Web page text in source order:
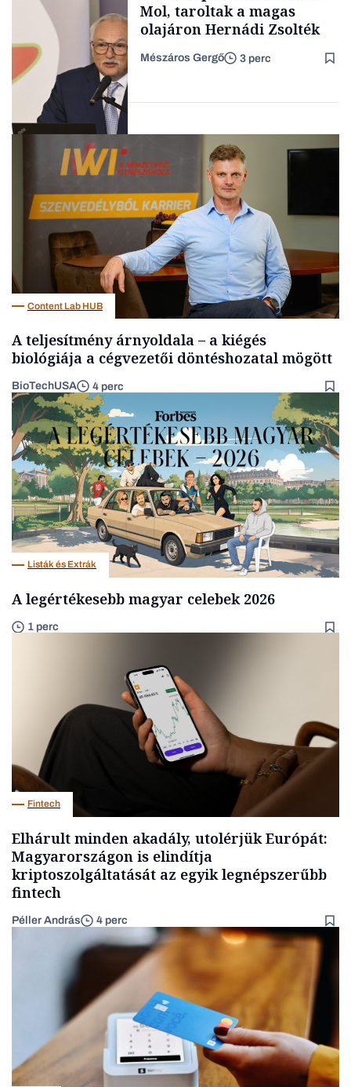
Családi
vállalkozások
Befektetés
Mol, taroltak a magas
olajáron Hernádi Zsolték
Mészáros Gergő 3 perc
Content Lab HUB
A teljesítmény árnyoldala – a kiégés
biológiája a cégvezetői döntéshozatal mögött
BioTechUSA 4 perc
Listák és Extrák
A legértékesebb magyar celebek 2026
1 perc
Fintech
Elhárult minden akadály, utolérjük Európát:
Magyarországon is elindítja
kriptoszolgáltatását az egyik legnépszerűbb
fintech
Péller András 4 perc